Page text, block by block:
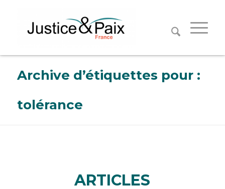
Archive d’étiquettes pour :
tolérance
ARTICLES